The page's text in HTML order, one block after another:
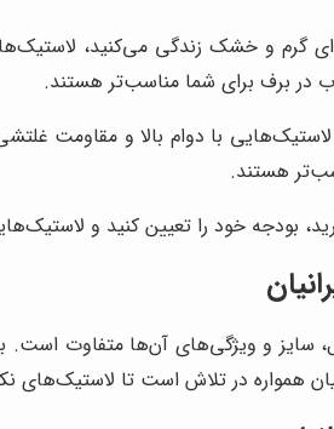
گرم و خشک زندگی می‌کنید،
در برف برای شما مناسب‌تر هستند.
لاستیک‌هایی با دوام بالا و مقاومت
هستند.
بودجه خود را تعیین کنید و
سایز و ویژگی‌های آن‌ها متفاوت است.
همواره در تلاش است تا